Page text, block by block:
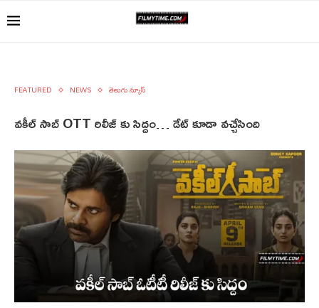
FEATURED NEWS తెలుగు న్యూస్
వకీల్ సాబ్ OTT రిలీజ్ కు సిద్దం… డేట్ కూడా వచ్చేసింది